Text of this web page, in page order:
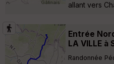
allant vers
Entrée
LA VILLE à
Randonnée